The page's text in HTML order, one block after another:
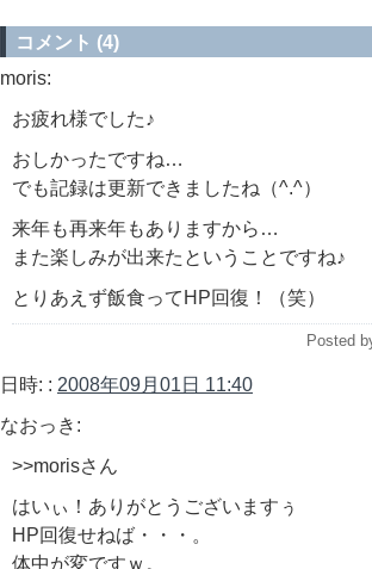
コメント (4)
moris:
お疲れ様でした♪
おしかったですね…
でも記録は更新できましたね（^.^）
来年も再来年もありますから…
また楽しみが出来たということですね♪
とりあえず飯食ってHP回復！（笑）
Posted
日時: : 2008年09月01日 11:40
なおっき:
>>morisさん
はいぃ！ありがとうございますぅ
HP回復せねば・・・。
体中が変ですｗ。